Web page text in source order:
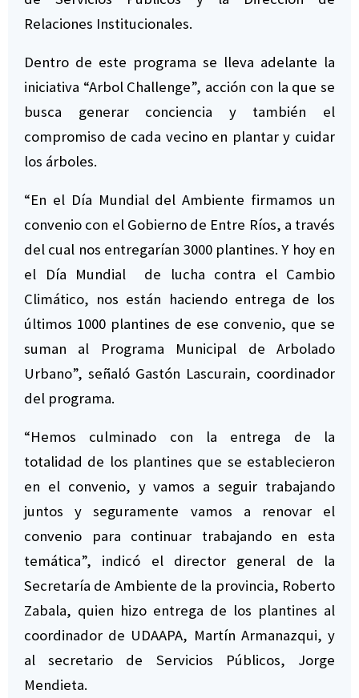
Relaciones Institucionales.
Dentro de este programa se lleva adelante la
iniciativa “Arbol Challenge”, acción con la que se
busca generar conciencia y también el
compromiso de cada vecino en plantar y cuidar
los árboles.
“En el Día Mundial del Ambiente firmamos un
convenio con el Gobierno de Entre Ríos, a través
del cual nos entregarían 3000 plantines. Y hoy en
el Día Mundial de lucha contra el Cambio
Climático, nos están haciendo entrega de los
últimos 1000 plantines de ese convenio, que se
suman al Programa Municipal de Arbolado
Urbano”, señaló Gastón Lascurain, coordinador
del programa.
“Hemos culminado con la entrega de la
totalidad de los plantines que se establecieron
en el convenio, y vamos a seguir trabajando
juntos y seguramente vamos a renovar el
convenio para continuar trabajando en esta
temática”, indicó el director general de la
Secretaría de Ambiente de la provincia, Roberto
Zabala, quien hizo entrega de los plantines al
coordinador de UDAAPA, Martín Armanazqui, y
al secretario de Servicios Públicos, Jorge
Mendieta.